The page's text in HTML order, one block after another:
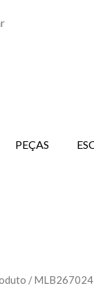
PEÇAS
/